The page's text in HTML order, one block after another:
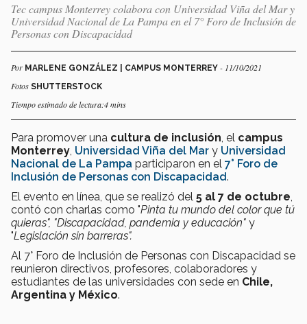
Tec campus Monterrey colabora con Universidad Viña del Mar y
Universidad Nacional de La Pampa en el 7° Foro de Inclusión de
Personas con Discapacidad
Por MARLENE GONZÁLEZ | CAMPUS MONTERREY - 11/10/2021
Fotos SHUTTERSTOCK
Tiempo estimado de lectura:4 mins
Para promover una cultura de inclusión , el campus
Monterrey Universidad Viña del Mar y Universidad
Nacional de La Pampa participaron en el 7° Foro de
Inclusión de Personas con Discapacidad.
El evento en línea, que se realizó del 5 al 7 de octubre
contó con charlas como "Pinta tu mundo del color que tú
quieras", "Discapacidad, pandemia y educación" y
"Legislación sin barreras".
Al 7° Foro de Inclusión de Personas con Discapacidad se
reunieron directivos, profesores, colaboradores y
estudiantes de las universidades con sede en Chile,
Argentina y México.